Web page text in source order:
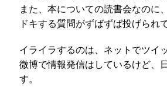
また、本についての読書会なのに
ドキする質問がずばずば投げられ
イライラするのは、ネットでツイ
微博で情報発信はしているけど、
す。